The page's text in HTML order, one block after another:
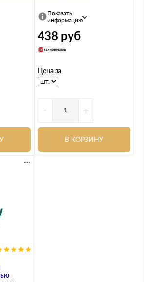
Показать
информацию
438 руб
Цена за
- +
В КОРЗИНУ